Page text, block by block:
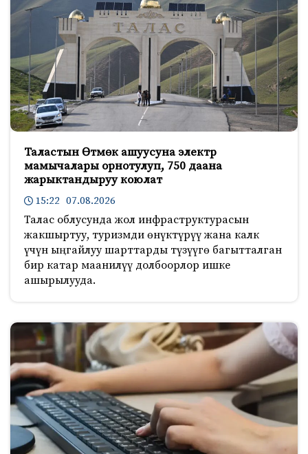
Таластын Өтмөк ашуусуна электр
мамычалары орнотулуп, 750 даана
жарыктандыруу коюлат
15:22 07.08.2026
Талас облусунда жол инфраструктурасын
жакшыртуу, туризмди өнүктүрүү жана калк
үчүн ыңгайлуу шарттарды түзүүгө багытталган
бир катар маанилүү долбоорлор ишке
ашырылууда.